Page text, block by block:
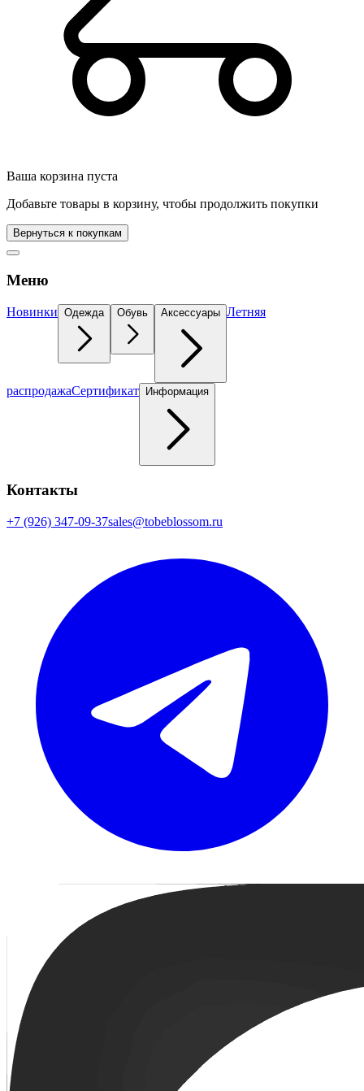
Ваша корзина пуста
Добавьте товары в корзину, чтобы продолжить покупки
Вернуться к покупкам
Меню
Новинки Одежда Обувь Аксессуары Летняя
распродажаСертификат Информация
Контакты
+7 (926) 347-09-37sales@tobeblossom.ru